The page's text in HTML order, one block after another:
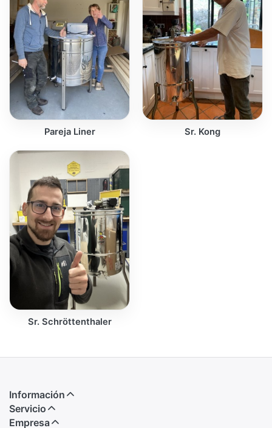
Pareja Liner Sr. Kong
Sr. Schröttenthaler
Información
Servicio
Empresa